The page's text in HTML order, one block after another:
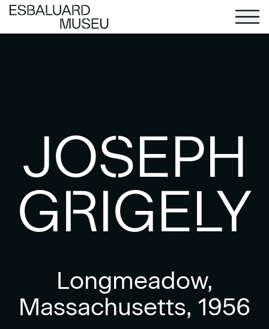
JOSEPH
GRIGELY
Longmeadow,
Massachusetts, 1956